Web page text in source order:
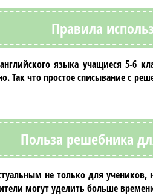
Правила
английского языка учащиеся 5-6
Так что простое списывание с
Польза решебника
не только для
могут уделить больше